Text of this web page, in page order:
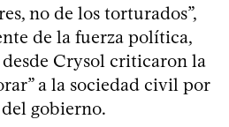
no de los torturados”,
de la fuerza política,
Crysol criticaron la
a la sociedad civil por
gobierno.